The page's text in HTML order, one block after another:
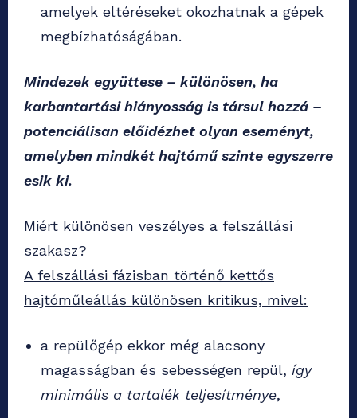
amelyek eltéréseket okozhatnak a gépek
megbízhatóságában.
Mindezek együttese – különösen, ha
karbantartási hiányosság is társul hozzá –
potenciálisan előidézhet olyan eseményt,
amelyben mindkét hajtómű szinte egyszerre
esik ki.
Miért különösen veszélyes a felszállási
szakasz?
A felszállási fázisban történő kettős
hajtóműleállás különösen kritikus, mivel:
a repülőgép ekkor még alacsony
magasságban és sebességen repül, így
minimális a tartalék teljesítménye,